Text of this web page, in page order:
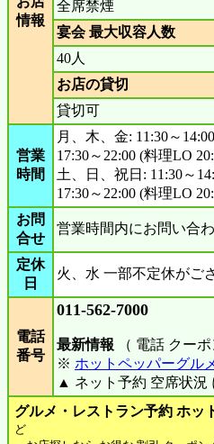
情報
全席禁煙
宴会 最大収容人数
40人
お店の貸切
貸切可
営業
時間
月、木、金: 11:30～14:00
17:30～22:00 (料理LO
土、日、祝日: 11:30～
17:30～22:00 (料理LO
お問
合せ
営業時間内にお問い合
定休
日
火、水 一部不定休がご
電話
番号
011-562-7000
最新情報 （ 電話 クー
※ ホットペッパーグル
▲ ネット予約 空席状況
グルメ・レストラン予約 ホッ
ど